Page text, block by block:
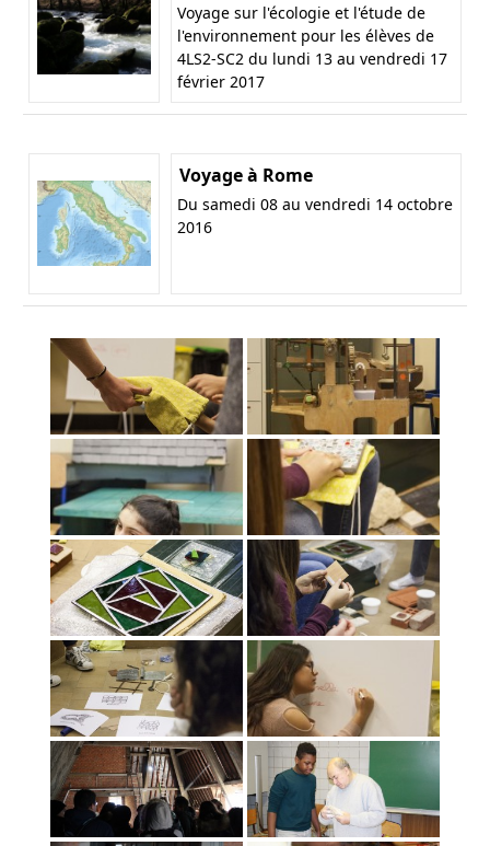
Voyage sur l'écologie et l'étude de
l'environnement pour les élèves de
4LS2-SC2 du lundi 13 au vendredi 17
février 2017
Voyage à Rome
Du samedi 08 au vendredi 14 octobre
2016